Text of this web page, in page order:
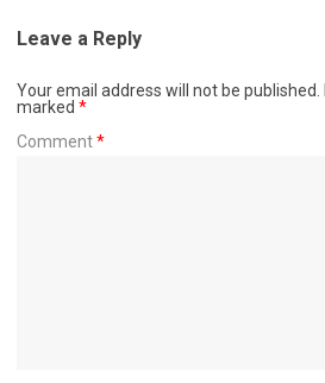
Leave a Reply
Your email address will not be published.
marked *
Comment*